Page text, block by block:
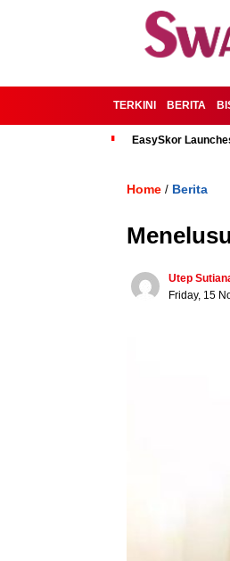
TERKINI BERITA
EasySkor
Home / Berita
Utep
Friday, 15